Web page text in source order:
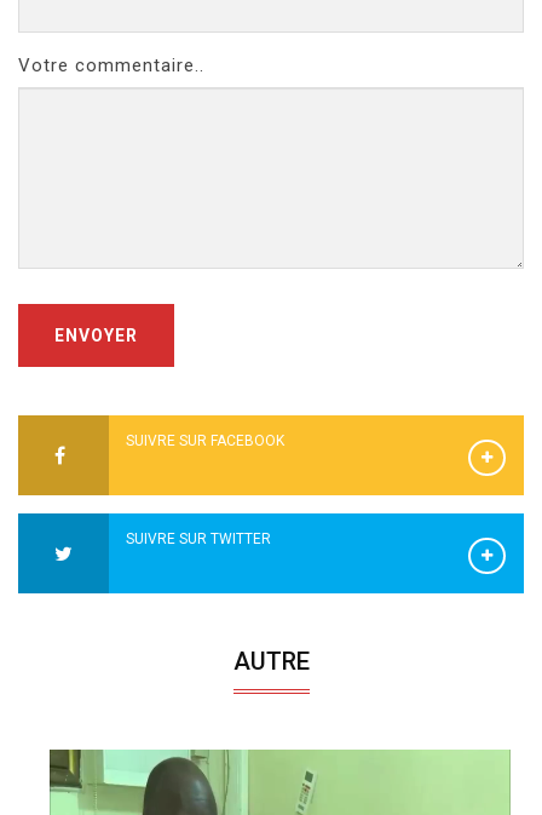
Votre commentaire..
ENVOYER
SUIVRE SUR FACEBOOK
SUIVRE SUR TWITTER
AUTRE